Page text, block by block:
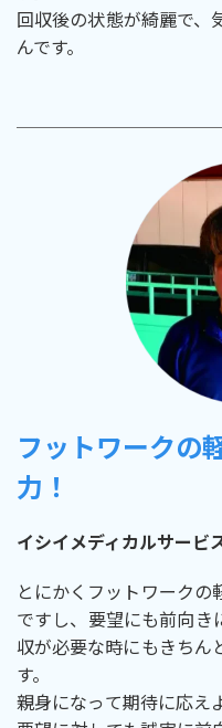
回収後の状態が綺麗で、
んです。
フットワークの
力！
イシイメディカルサービ
とにかくフットワークの
ですし、要望にも前向き
収が必要な時にもきちん
す。
親身になって期待に応え